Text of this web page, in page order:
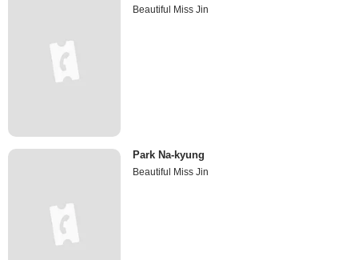
Beautiful Miss Jin
Park Na-kyung
Beautiful Miss Jin